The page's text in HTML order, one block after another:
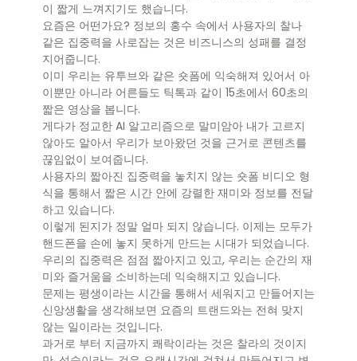
이 짧게 느껴지기도 했습니다.
요즘은 어떤가요? 정보의 홍수 속에서 사용자의 찰나
같은 집중력을 사로잡는 것은 비즈니스의 성패를 결정
지어줍니다.
이미 우리는 유투브와 같은 숏폼에 익숙해져 있어서 아
이뿐만 아니라 어른들도 틱톡과 같이 15초에서 60초의
짧은 영상을 봅니다.
게다가 정교한 AI 알고리즘으로 말미암아 내가 고르지
않아도 알아서 우리가 보아왔던 것을 근거로 콘텐츠를
끊임없이 보여줍니다.
사용자의 짧아진 집중력을 놓치지 않는 숏폼 비디오 형
식을 통해서 짧은 시간 안에 강렬한 재미와 정보를 전달
하고 있습니다.
이렇게 된지가 정말 얼마 되지 않습니다. 이제는 모두가
핸드폰을 손에 놓지 못하게 만드는 시대가 되었습니다.
우리의 집중력은 점점 짧아지고 있고, 우리는 순간의 재
미와 즐거움을 소비하는데 익숙해지고 있습니다.
문제는 평생이라는 시간을 통해서 세워지고 만들어지는
신앙생활을 생각해보면 요즘의 트랜드와는 전혀 맞지
않는 일이라는 것입니다.
과거로 부터 지금까지 쾌락이라는 것은 찰라의 것이지